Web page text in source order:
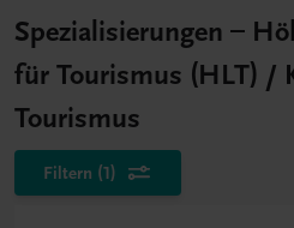
Spezialisierungen –
für Tourismus (HLT) /
Tourismus
Filtern (1)